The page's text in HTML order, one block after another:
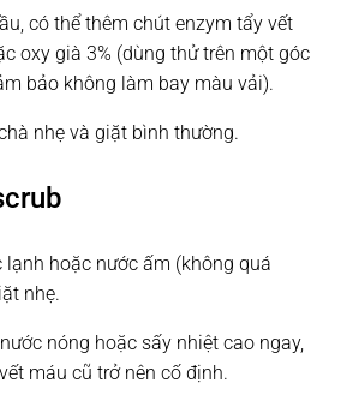
có thể thêm chút enzym tẩy vết
oxy già 3% (dùng thử trên một góc
bảo không làm bay màu vải).
nhẹ và giặt bình thường.
lạnh hoặc nước ấm (không quá
nhẹ.
nóng hoặc sấy nhiệt cao ngay,
máu cũ trở nên cố định.